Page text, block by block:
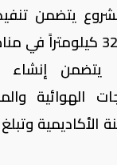
يتضمن
الهوائية بطول 32
يتضمن إنشاء
الهوائية